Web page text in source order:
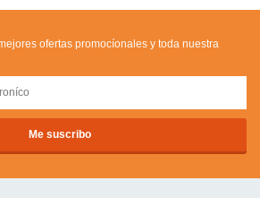
ofertas promocíonales y toda nuestra